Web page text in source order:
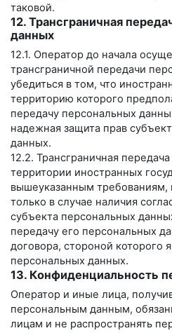
таковой.
12. Трансграничная
данных
12.1. Оператор до начала
трансграничной передачи
убедиться в том, что
территорию которого
передачу персональных
надежная защита прав
данных.
12.2. Трансграничная
территории иностранных
вышеуказанным требованиям,
только в случае наличия
субъекта персональных
передачу его персональных
договора, стороной которого
персональных данных.
13. Конфиденциальность
Оператор и иные лица,
персональным данным,
лицам и не распространять